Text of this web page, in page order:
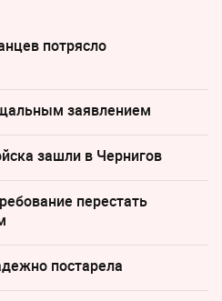
потрясло
заявлением
зашли в Чернигов
перестать
постарела